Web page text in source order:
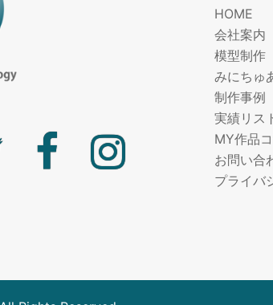
Twitter facebook
HOME
会社案内
模型制作
みにちゅ
制作事例
実績リス
MY作品
お問い合
プライバ